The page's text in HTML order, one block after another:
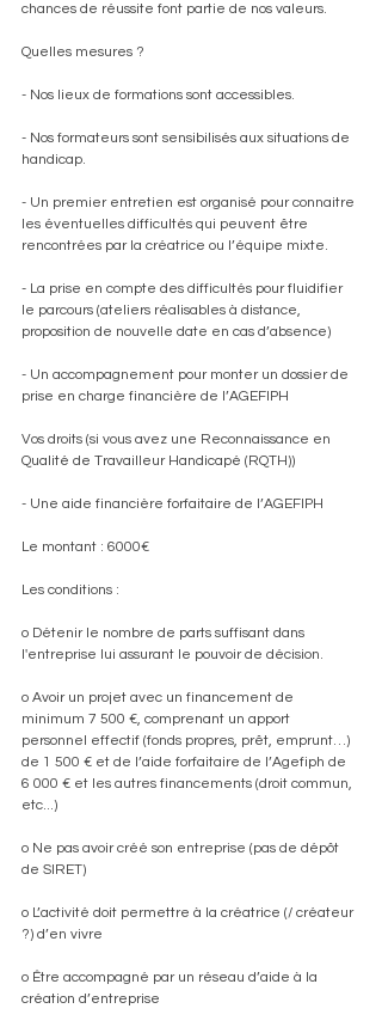
chances de réussite font partie de nos valeurs.
Quelles mesures ?
- Nos lieux de formations sont accessibles.
- Nos formateurs sont sensibilisés aux situations de
handicap.
- Un premier entretien est organisé pour connaitre
les éventuelles difficultés qui peuvent être
rencontrées par la créatrice ou l’équipe mixte.
- La prise en compte des difficultés pour fluidifier
le parcours (ateliers réalisables à distance,
proposition de nouvelle date en cas d’absence)
- Un accompagnement pour monter un dossier de
prise en charge financière de l’AGEFIPH
Vos droits (si vous avez une Reconnaissance en
Qualité de Travailleur Handicapé (RQTH))
- Une aide financière forfaitaire de l’AGEFIPH
Le montant : 6000€
Les conditions :
o Détenir le nombre de parts suffisant dans
l'entreprise lui assurant le pouvoir de décision.
o Avoir un projet avec un financement de
minimum 7 500 €, comprenant un apport
personnel effectif (fonds propres, prêt, emprunt…)
de 1 500 € et de l’aide forfaitaire de l’Agefiph de
6 000 € et les autres financements (droit commun,
etc...)
o Ne pas avoir créé son entreprise (pas de dépôt
de SIRET)
o L’activité doit permettre à la créatrice (/ créateur
?) d’en vivre
o Être accompagné par un réseau d’aide à la
création d’entreprise